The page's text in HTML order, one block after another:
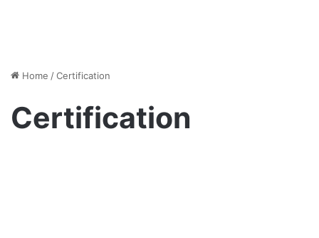
Home /Certification
Certification